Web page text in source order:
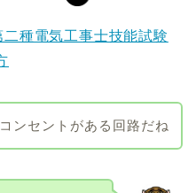
種電気工事士技能試験
ンセントがある回路だね